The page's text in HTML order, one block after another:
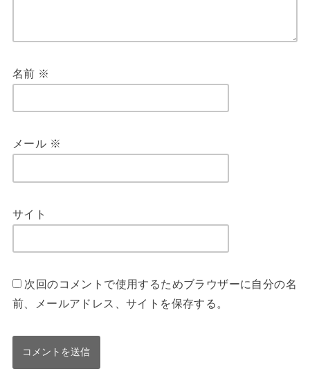
名前 ※
メール ※
サイト
次回のコメントで使用するためブラウザーに自分の名
前、メールアドレス、サイトを保存する。